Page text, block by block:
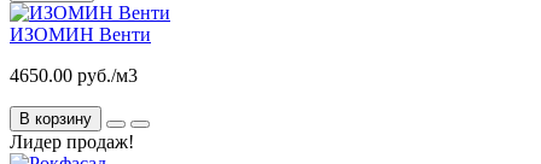
ИЗОМИН Венти
4650.00 руб./м3
В корзину
Лидер продаж!